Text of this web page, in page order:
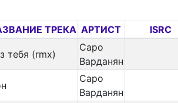
ТРЕКА АРТИСТ ISRC
тебя (rmx)
Саро
Варданян
Саро
Варданян